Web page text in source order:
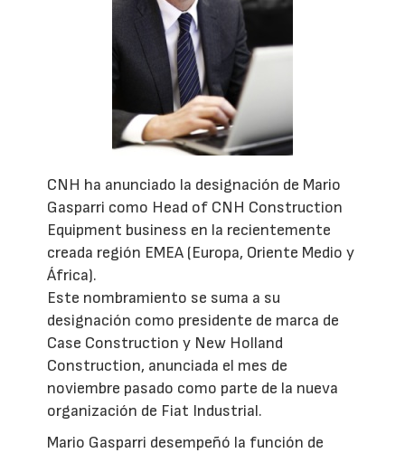
CNH ha anunciado la designación de Mario
Gasparri como Head of CNH Construction
Equipment business en la recientemente
creada región EMEA (Europa, Oriente Medio y
África).
Este nombramiento se suma a su
designación como presidente de marca de
Case Construction y New Holland
Construction, anunciada el mes de
noviembre pasado como parte de la nueva
organización de Fiat Industrial.
Mario Gasparri desempeñó la función de